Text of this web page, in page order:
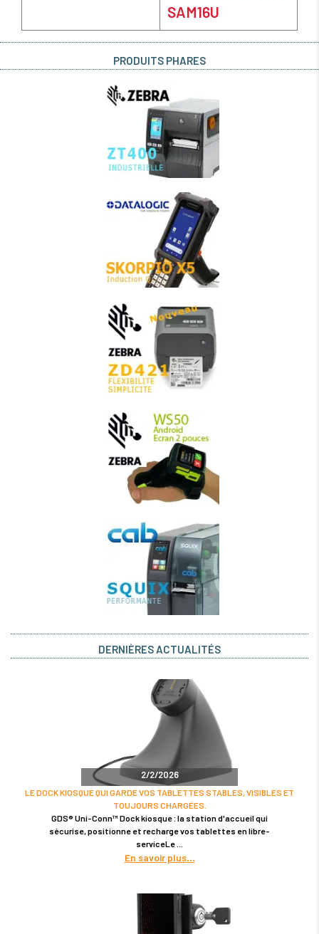
SAM16U
PRODUITS PHARES
DERNIÈRES ACTUALITÉS
2/2/2026
LE DOCK KIOSQUE QUI GARDE VOS TABLETTES STABLES, VISIBLES ET
TOUJOURS CHARGÉES.
GDS® Uni-Conn™ Dock kiosque : la station d'accueil qui
sécurise, positionne et recharge vos tablettes en libre-
serviceLe
En savoir plus